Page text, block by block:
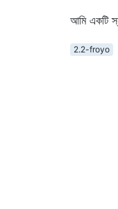
আমি একটি
2.2-froyo